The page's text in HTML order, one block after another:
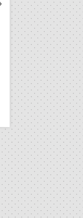
JOÃO VAREJÃO
CURSO
TREINADORES NA
Treinador português João
integrado na EHF Experts
preletores convidados pela
de Andebol, em Pitești,
de 400 treinadores.